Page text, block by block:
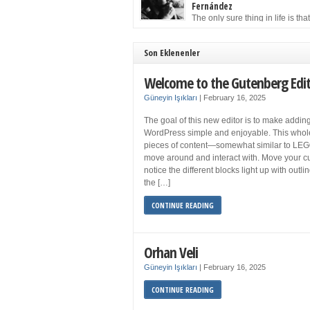
to solution may well be to get more sleep but
you get your 8 hours a night and still feel
Fernández
The only sure thing in life is that
sooner rather than later the leader of the
Revolution would succumb to that most strict
ways by the […]
Son Eklenenler
Welcome to the Gutenberg
Güneyin Işıkları February 16, 2025
The goal of this new editor is to make
WordPress simple and enjoyable. This
pieces of content—somewhat similar to
move around and interact with. Move your
notice the different blocks light up with
the […]
CONTINUE READING
Orhan Veli
Güneyin Işıkları February 16, 2025
CONTINUE READING